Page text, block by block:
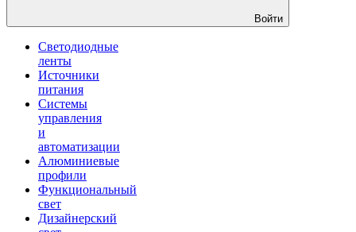
Войти
Светодиодные
ленты
Источники
питания
Системы
управления
и
автоматизации
Алюминиевые
профили
Функциональный
свет
Дизайнерский